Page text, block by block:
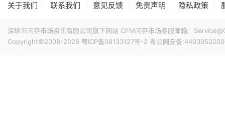
关于我们 联系我们 意见反馈 免责声明 隐私政策
深圳市闪存市场资讯有限公司旗下网站 CFM闪存市场客服邮箱：
Copyright©2008-2026 粤ICP备08133127号-2 粤公网安备